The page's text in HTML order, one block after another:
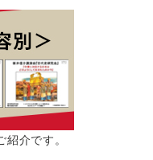
介です。